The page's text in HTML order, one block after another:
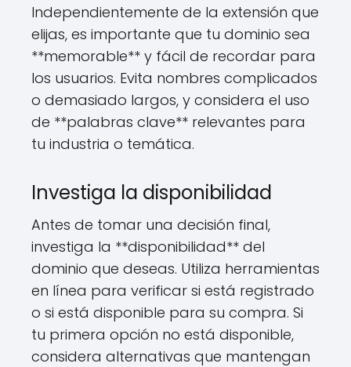
Independientemente de la extensión que
elijas, es importante que tu dominio sea
**memorable** y fácil de recordar para
los usuarios. Evita nombres complicados
o demasiado largos, y considera el uso
de **palabras clave** relevantes para
tu industria o temática.
Investiga la disponibilidad
Antes de tomar una decisión final,
investiga la **disponibilidad** del
dominio que deseas. Utiliza herramientas
en línea para verificar si está registrado
o si está disponible para su compra. Si
tu primera opción no está disponible,
considera alternativas que mantengan